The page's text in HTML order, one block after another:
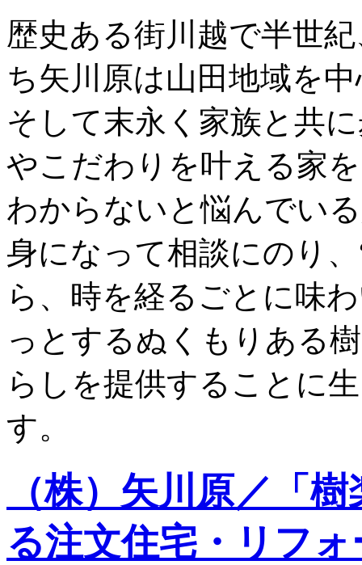
歴史ある街川越で半世
ち矢川原は山田地域を
そして末永く家族と共
やこだわりを叶える家
わからないと悩んでい
身になって相談にのり
ら、時を経るごとに味
っとするぬくもりある
らしを提供することに
す。
（株）矢川原／「
る注文住宅・リフォ